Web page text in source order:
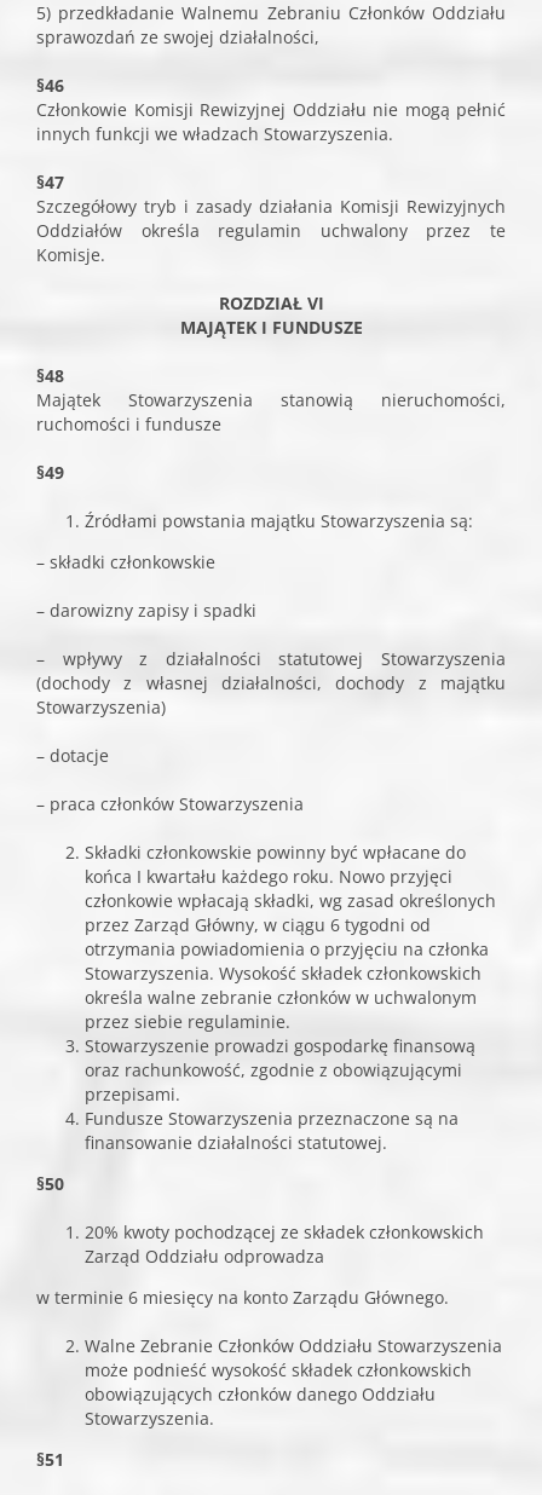
5) przedkładanie Walnemu Zebraniu Członków Oddziału
sprawozdań ze swojej działalności,
§46
Członkowie Komisji Rewizyjnej Oddziału nie mogą pełnić
innych funkcji we władzach Stowarzyszenia.
§47
Szczegółowy tryb i zasady działania Komisji Rewizyjnych
Oddziałów określa regulamin uchwalony przez te
Komisje.
ROZDZIAŁ VI
MAJĄTEK I FUNDUSZE
§48
Majątek Stowarzyszenia stanowią nieruchomości,
ruchomości i fundusze
§49
Źródłami powstania majątku Stowarzyszenia są:
– składki członkowskie
– darowizny zapisy i spadki
– wpływy z działalności statutowej Stowarzyszenia
(dochody z własnej działalności, dochody z majątku
Stowarzyszenia)
– dotacje
– praca członków Stowarzyszenia
Składki członkowskie powinny być wpłacane do
końca I kwartału każdego roku. Nowo przyjęci
członkowie wpłacają składki, wg zasad określonych
przez Zarząd Główny, w ciągu 6 tygodni od
otrzymania powiadomienia o przyjęciu na członka
Stowarzyszenia. Wysokość składek członkowskich
określa walne zebranie członków w uchwalonym
przez siebie regulaminie.
Stowarzyszenie prowadzi gospodarkę finansową
oraz rachunkowość, zgodnie z obowiązującymi
przepisami.
Fundusze Stowarzyszenia przeznaczone są na
finansowanie działalności statutowej.
§50
20% kwoty pochodzącej ze składek członkowskich
Zarząd Oddziału odprowadza
w terminie 6 miesięcy na konto Zarządu Głównego.
Walne Zebranie Członków Oddziału Stowarzyszenia
może podnieść wysokość składek członkowskich
obowiązujących członków danego Oddziału
Stowarzyszenia.
§51